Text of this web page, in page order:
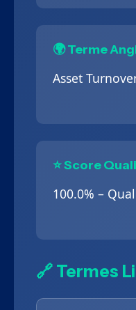
🌍 Terme
Asset
⭐ Score
100.0% –
🔗 Termes